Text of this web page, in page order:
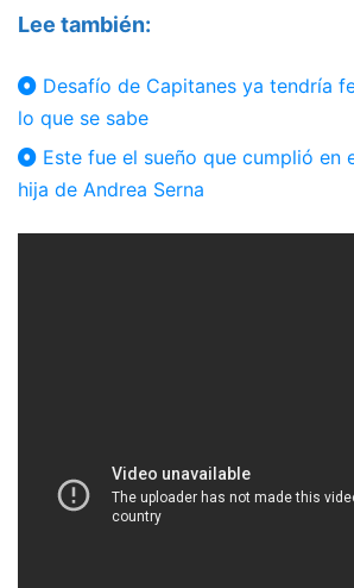
Lee también:
Desafío de Capitanes ya tendría
lo que se sabe
Este fue el sueño que cumplió en
hija de Andrea Serna